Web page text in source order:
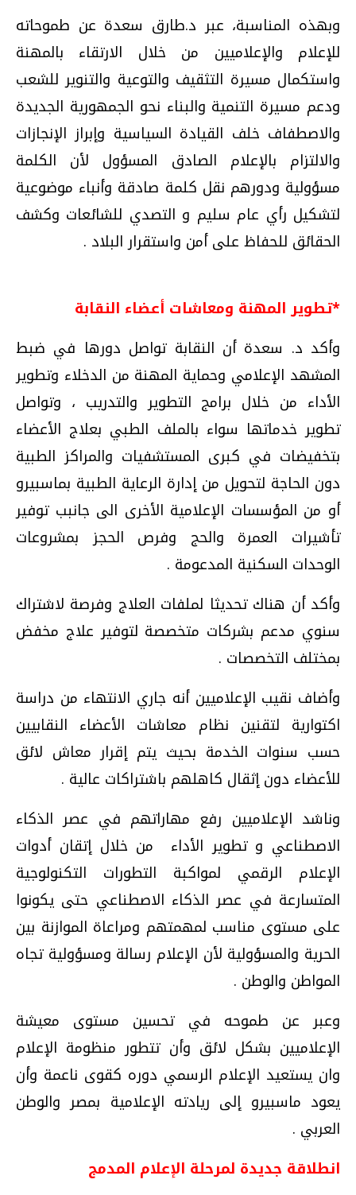
وبهذه المناسبة، عبر د.طارق سعدة عن طموحاته
للإعلام والإعلاميين من خلال الارتقاء بالمهنة
واستكمال مسيرة التثقيف والتوعية والتنوير للشعب
ودعم مسيرة التنمية والبناء نحو الجمهورية الجديدة
والاصطفاف خلف القيادة السياسية وإبراز الإنجازات
والالتزام بالإعلام الصادق المسؤول لأن الكلمة
مسؤولية ودورهم نقل كلمة صادقة وأنباء موضوعية
لتشكيل رأي عام سليم و التصدي للشائعات وكشف
الحقائق للحفاظ على أمن واستقرار البلاد .
*تطوير المهنة ومعاشات أعضاء النقابة
وأكد د. سعدة أن النقابة تواصل دورها في ضبط
المشهد الإعلامي وحماية المهنة من الدخلاء وتطوير
الأداء من خلال برامج التطوير والتدريب ، وتواصل
تطوير خدماتها سواء بالملف الطبي بعلاج الأعضاء
بتخفيضات في كبرى المستشفيات والمراكز الطبية
دون الحاجة لتحويل من إدارة الرعاية الطبية بماسبيرو
أو من المؤسسات الإعلامية الأخرى الى جانبب توفير
تأشيرات العمرة والحج وفرص الحجز بمشروعات
الوحدات السكنية المدعومة .
وأكد أن هناك تحديثا لملفات العلاج وفرصة لاشتراك
سنوي مدعم بشركات متخصصة لتوفير علاج مخفض
بمختلف التخصصات .
وأضاف نقيب الإعلاميين أنه جاري الانتهاء من دراسة
اكتوارية لتقنين نظام معاشات الأعضاء النقابيين
حسب سنوات الخدمة بحيث يتم إقرار معاش لائق
للأعضاء دون إثقال كاهلهم باشتراكات عالية .
وناشد الإعلاميين رفع مهاراتهم في عصر الذكاء
الاصطناعي و تطوير الأداء من خلال إتقان أدوات
الإعلام الرقمي لمواكبة التطورات التكنولوجية
المتسارعة في عصر الذكاء الاصطناعي حتى يكونوا
على مستوى مناسب لمهمتهم ومراعاة الموازنة بين
الحرية والمسؤولية لأن الإعلام رسالة ومسؤولية تجاه
المواطن والوطن .
وعبر عن طموحه في تحسين مستوى معيشة
الإعلاميين بشكل لائق وأن تتطور منظومة الإعلام
وان يستعيد الإعلام الرسمي دوره كقوى ناعمة وأن
يعود ماسبيرو إلى ريادته الإعلامية بمصر والوطن
العربي .
انطلاقة جديدة لمرحلة الإعلام المدمج